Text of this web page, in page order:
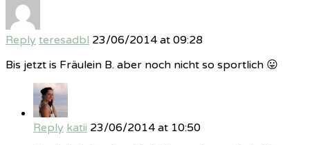
Reply teresadbl 23/06/2014 at 09:28
Bis jetzt is Fräulein B. aber noch nicht so sportlich 😛
Reply katii 23/06/2014 at 10:50